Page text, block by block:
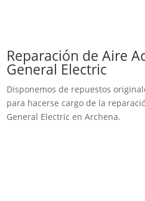
Reparación de Aire
General Electric
Disponemos de repuestos
para hacerse cargo de la
General Electric en Archena.